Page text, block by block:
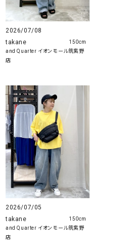
2026/07/08
takane
and Quarter イオンモール筑紫野
店
150cm
2026/07/05
takane
and Quarter イオンモール筑紫野
店
150cm